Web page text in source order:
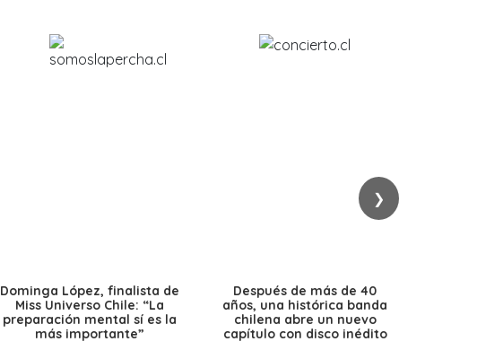
❯
Dominga López, finalista de
Miss Universo Chile: “La
preparación mental sí es la
más importante”
Después de más de 40
años, una histórica banda
chilena abre un nuevo
capítulo con disco inédito